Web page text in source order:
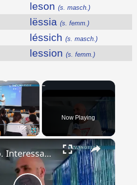
leson (s. masch.)
lëssia (s. femm.)
léssich (s. masch.)
lession (s. femm.)
×
Now Playing
×
Adrano. Interessante incontro al liceo “Verga” con il prof. Fabio Gamberini. Studenti del Linguistic